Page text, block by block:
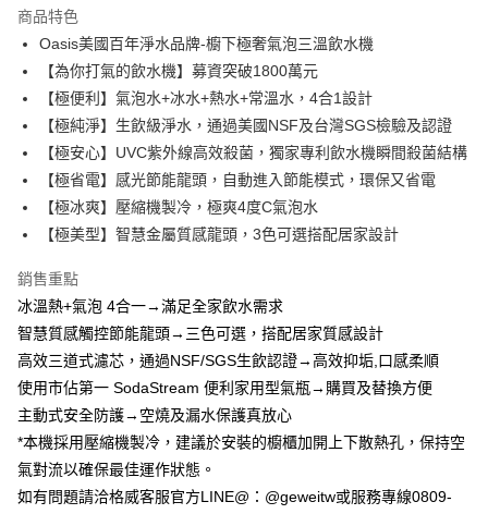
臺灣中小企業銀行
匯豐（台灣）商業銀行
華泰商業銀行
聯邦商業銀行
遠東國際商業銀行
元大商業銀行
永豐商業銀行
玉山商業銀行
星展（台灣）商業銀行
台灣樂天信用卡公司
上海商業儲蓄銀行
國泰世華商業銀行
兆豐國際商業銀行
匯豐（台灣）商業銀行
華泰商業銀行
聯邦商業銀行
遠東國際商業銀行
元大商業銀行
永豐商業銀行
玉山商業銀行
星展（台灣）商業銀行
台新國際商業銀行
中國信託商業銀行
LINE Pay
Apple Pay
街口支付
Google Pay
ATM付款
運送方式
商品特色
Oasis美國百年淨水品牌-櫥下極奢氣泡三溫飲水機
【為你打氣的飲水機】募資突破1800萬元
【極便利】氣泡水+冰水+熱水+常溫水，4合1設計
【極純淨】生飲級淨水，通過美國NSF及台灣SGS檢驗及認證
【極安心】UVC紫外線高效殺菌，獨家專利飲水機瞬間殺菌結構
【極省電】感光節能龍頭，自動進入節能模式，環保又省電
【極冰爽】壓縮機製冷，極爽4度C氣泡水
【極美型】智慧金屬質感龍頭，3色可選搭配居家設計
銷售重點
冰溫熱+氣泡 4合一→滿足全家飲水需求
智慧質感觸控節能龍頭→三色可選，搭配居家質感設計
高效三道式濾芯，通過NSF/SGS生飲認證→高效抑垢,口感柔順
使用市佔第一 SodaStream 便利家用型氣瓶→購買及替換方便
主動式安全防護→空燒及漏水保護真放心
*本機採用壓縮機製冷，建議於安裝的櫥櫃加開上下散熱孔，保持空
氣對流以確保最佳運作狀態。
如有問題請洽格威客服官方LINE@：@geweitw或服務專線0809-